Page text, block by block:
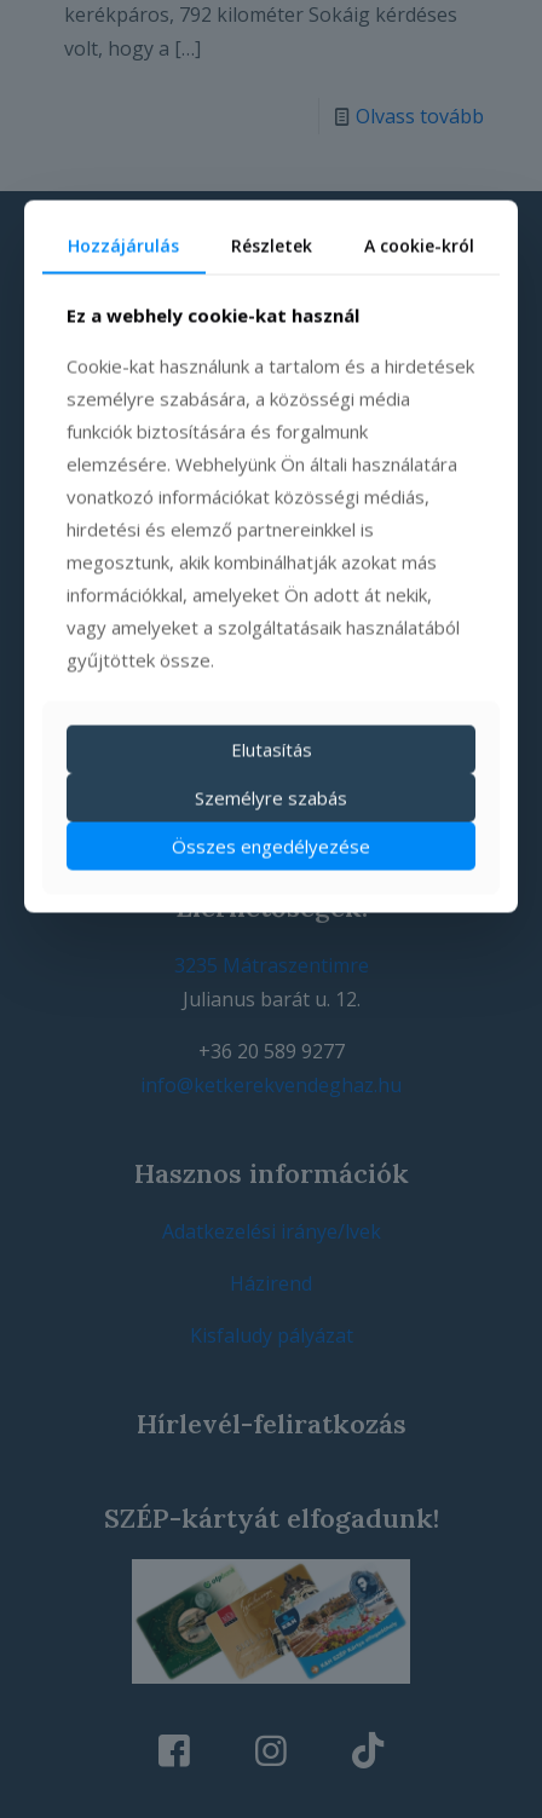
kerékpáros, 792 kilométer Sokáig kérdéses
volt, hogy a […]
Olvass tovább
Elérhetőségek:
3235 Mátraszentimre
Julianus barát u. 12.
+36 20 589 9277
info@ketkerekvendeghaz.hu
Hasznos információk
Adatkezelési iránye/lvek
Házirend
Kisfaludy pályázat
Hírlevél-feliratkozás
SZÉP-kártyát elfogadunk!
Hozzájárulás Részletek A cookie-król
Ez a webhely cookie-kat használ
Cookie-kat használunk a tartalom és a hirdetések
személyre szabására, a közösségi média
funkciók biztosítására és forgalmunk
elemzésére. Webhelyünk Ön általi használatára
vonatkozó információkat közösségi médiás,
hirdetési és elemző partnereinkkel is
megosztunk, akik kombinálhatják azokat más
információkkal, amelyeket Ön adott át nekik,
vagy amelyeket a szolgáltatásaik használatából
gyűjtöttek össze.
Elutasítás
Személyre szabás
Összes engedélyezése